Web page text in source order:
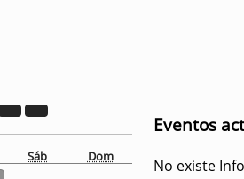
Sáb Dom
Eventos
No existe